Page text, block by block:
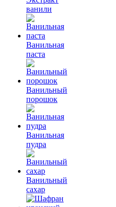
ванили
Ванильная
паста
Ванильный
порошок
Ванильная
пудра
Ванильный
сахар